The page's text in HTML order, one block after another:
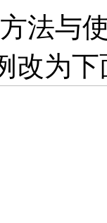
方法与
改为